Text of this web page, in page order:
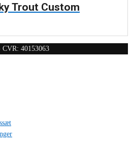
Trout Custom
40153063